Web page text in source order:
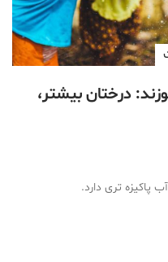
درختان بیشتر،
پاکیزه تری دارد.